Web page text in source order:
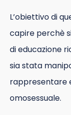
L’obiettivo di
capire perchè
di educazione
sia stata
rappresentare
omosessuale.